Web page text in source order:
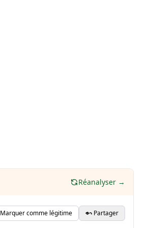
Réanalyser →
Marquer comme légitime Partager